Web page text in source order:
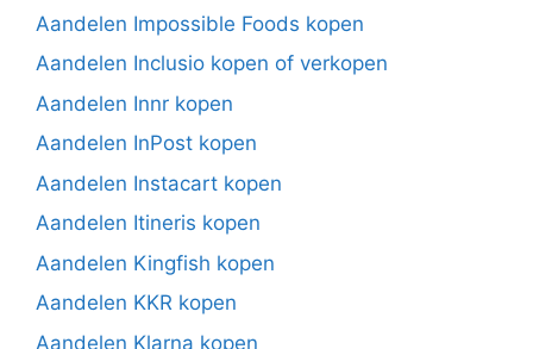
Aandelen Impossible Foods kopen
Aandelen Inclusio kopen of verkopen
Aandelen Innr kopen
Aandelen InPost kopen
Aandelen Instacart kopen
Aandelen Itineris kopen
Aandelen Kingfish kopen
Aandelen KKR kopen
Aandelen Klarna kopen